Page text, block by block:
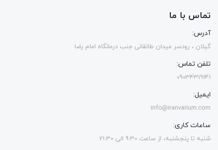
تماس با ما
آدرس:
گیلان ، رودسر میدان طالقانی جنب درمانگاه امام رضا
تلفن تماس:
09034319141
ایمیل:
info@iranvarium.com
ساعات کاری:
شنبه تا پنجشنبه، از ساعت 9.30 الی 21.30